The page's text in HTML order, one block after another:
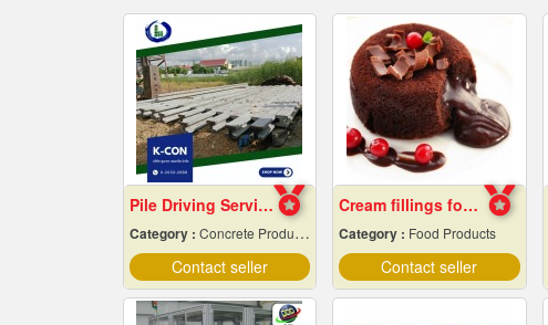
Pile Driving Services, Samut Prakan - Affordable Prices
Category : Concrete Products
Contact seller
Cream fillings for bread
Category : Food Products
Contact seller